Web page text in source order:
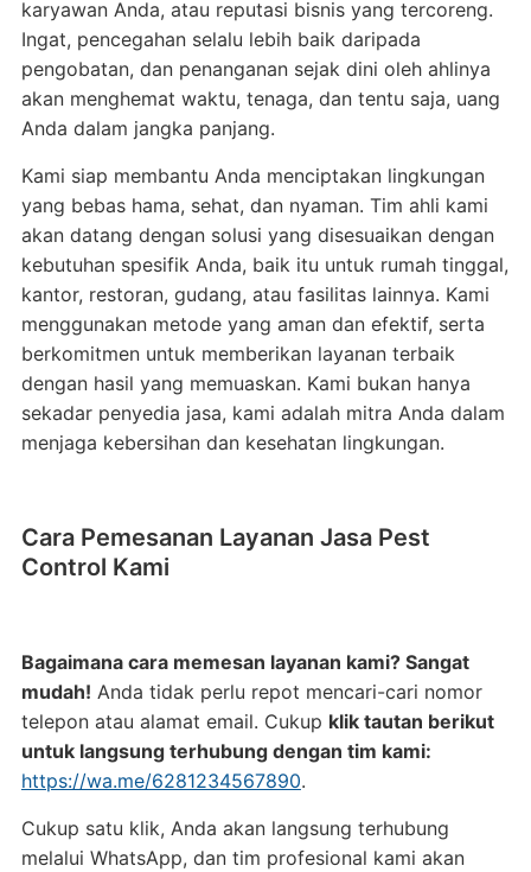
karyawan Anda, atau reputasi bisnis yang tercoreng.
Ingat, pencegahan selalu lebih baik daripada
pengobatan, dan penanganan sejak dini oleh ahlinya
akan menghemat waktu, tenaga, dan tentu saja, uang
Anda dalam jangka panjang.
Kami siap membantu Anda menciptakan lingkungan
yang bebas hama, sehat, dan nyaman. Tim ahli kami
akan datang dengan solusi yang disesuaikan dengan
kebutuhan spesifik Anda, baik itu untuk rumah tinggal,
kantor, restoran, gudang, atau fasilitas lainnya. Kami
menggunakan metode yang aman dan efektif, serta
berkomitmen untuk memberikan layanan terbaik
dengan hasil yang memuaskan. Kami bukan hanya
sekadar penyedia jasa, kami adalah mitra Anda dalam
menjaga kebersihan dan kesehatan lingkungan.
Cara Pemesanan Layanan Jasa Pest
Control Kami
Bagaimana cara memesan layanan kami? Sangat
mudah! Anda tidak perlu repot mencari-cari nomor
telepon atau alamat email. Cukup klik tautan berikut
untuk langsung terhubung dengan tim kami:
https://wa.me/6281234567890.
Cukup satu klik, Anda akan langsung terhubung
melalui WhatsApp, dan tim profesional kami akan